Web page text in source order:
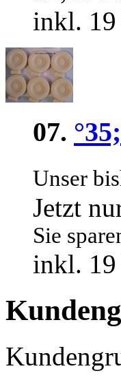
inkl.
07.
Unser
Jetzt
Sie
inkl.